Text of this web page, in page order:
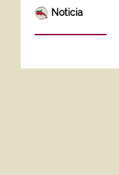
Noticia